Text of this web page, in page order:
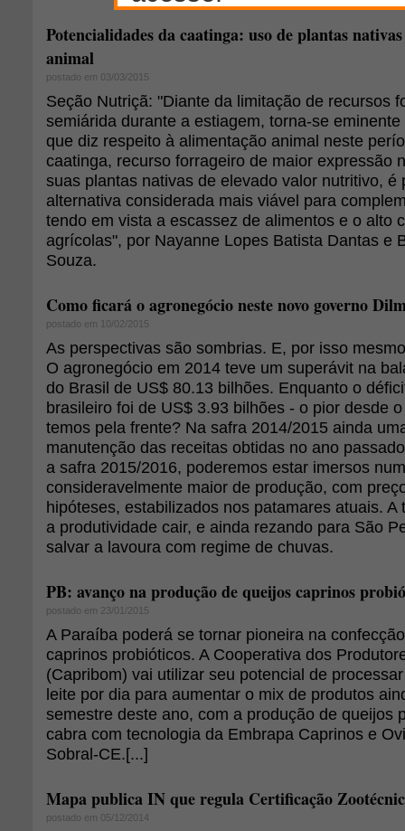
Potencialidades da caatinga: uso de plantas
animal
postado em 03/03/2015
Seção Nutriçã: "Diante da limitação de recursos
semiárida durante a estiagem, torna-se
que diz respeito à alimentação animal neste
caatinga, recurso forrageiro de maior expressão
suas plantas nativas de elevado valor nutritivo, é
alternativa considerada mais viável para
tendo em vista a escassez de alimentos e o alto
agrícolas", por Nayanne Lopes Batista Dantas e
Souza.
Como ficará o agronegócio neste novo governo
postado em 10/02/2015
As perspectivas são sombrias. E, por isso
O agronegócio em 2014 teve um superávit na
do Brasil de US$ 80.13 bilhões. Enquanto o
brasileiro foi de US$ 3.93 bilhões - o pior desde
temos pela frente? Na safra 2014/2015 ainda
manutenção das receitas obtidas no ano
a safra 2015/2016, poderemos estar imersos
consideravelmente maior de produção, com
hipóteses, estabilizados nos patamares atuais. A
a produtividade cair, e ainda rezando para São
salvar a lavoura com regime de chuvas.
PB: avanço na produção de queijos caprinos
postado em 23/01/2015
A Paraíba poderá se tornar pioneira na
caprinos probióticos. A Cooperativa dos
(Capribom) vai utilizar seu potencial de
leite por dia para aumentar o mix de produtos
semestre deste ano, com a produção de queijos
cabra com tecnologia da Embrapa Caprinos e
Sobral-CE.[...]
Mapa publica IN que regula Certificação
postado em 05/12/2014